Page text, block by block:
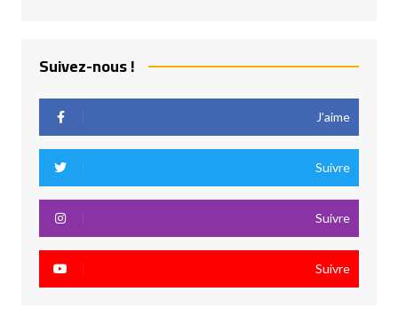
Suivez-nous !
J’aime
Suivre
Suivre
Suivre